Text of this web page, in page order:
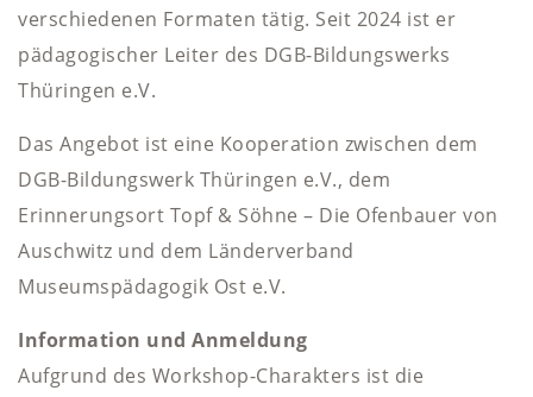
verschiedenen Formaten tätig. Seit 2024 ist er
pädagogischer Leiter des DGB-Bildungswerks
Thüringen e.V.
Das Angebot ist eine Kooperation zwischen dem
DGB-Bildungswerk Thüringen e.V., dem
Erinnerungsort Topf & Söhne – Die Ofenbauer von
Auschwitz und dem Länderverband
Museumspädagogik Ost e.V.
Information und Anmeldung
Aufgrund des Workshop-Charakters ist die